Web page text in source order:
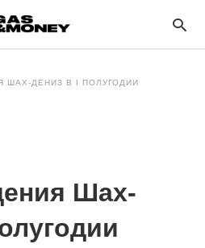
ШАХ-ДЕНИЗ В I ПОЛУГОДИИ
Шах-